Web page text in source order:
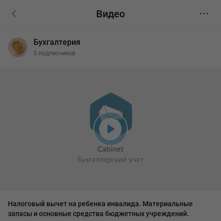
Видео
Бухгалтерия
0 подписчиков
Налоговый вычет на ребенка инвалида. Материальные
запасы и основные средства бюджетных учреждений.